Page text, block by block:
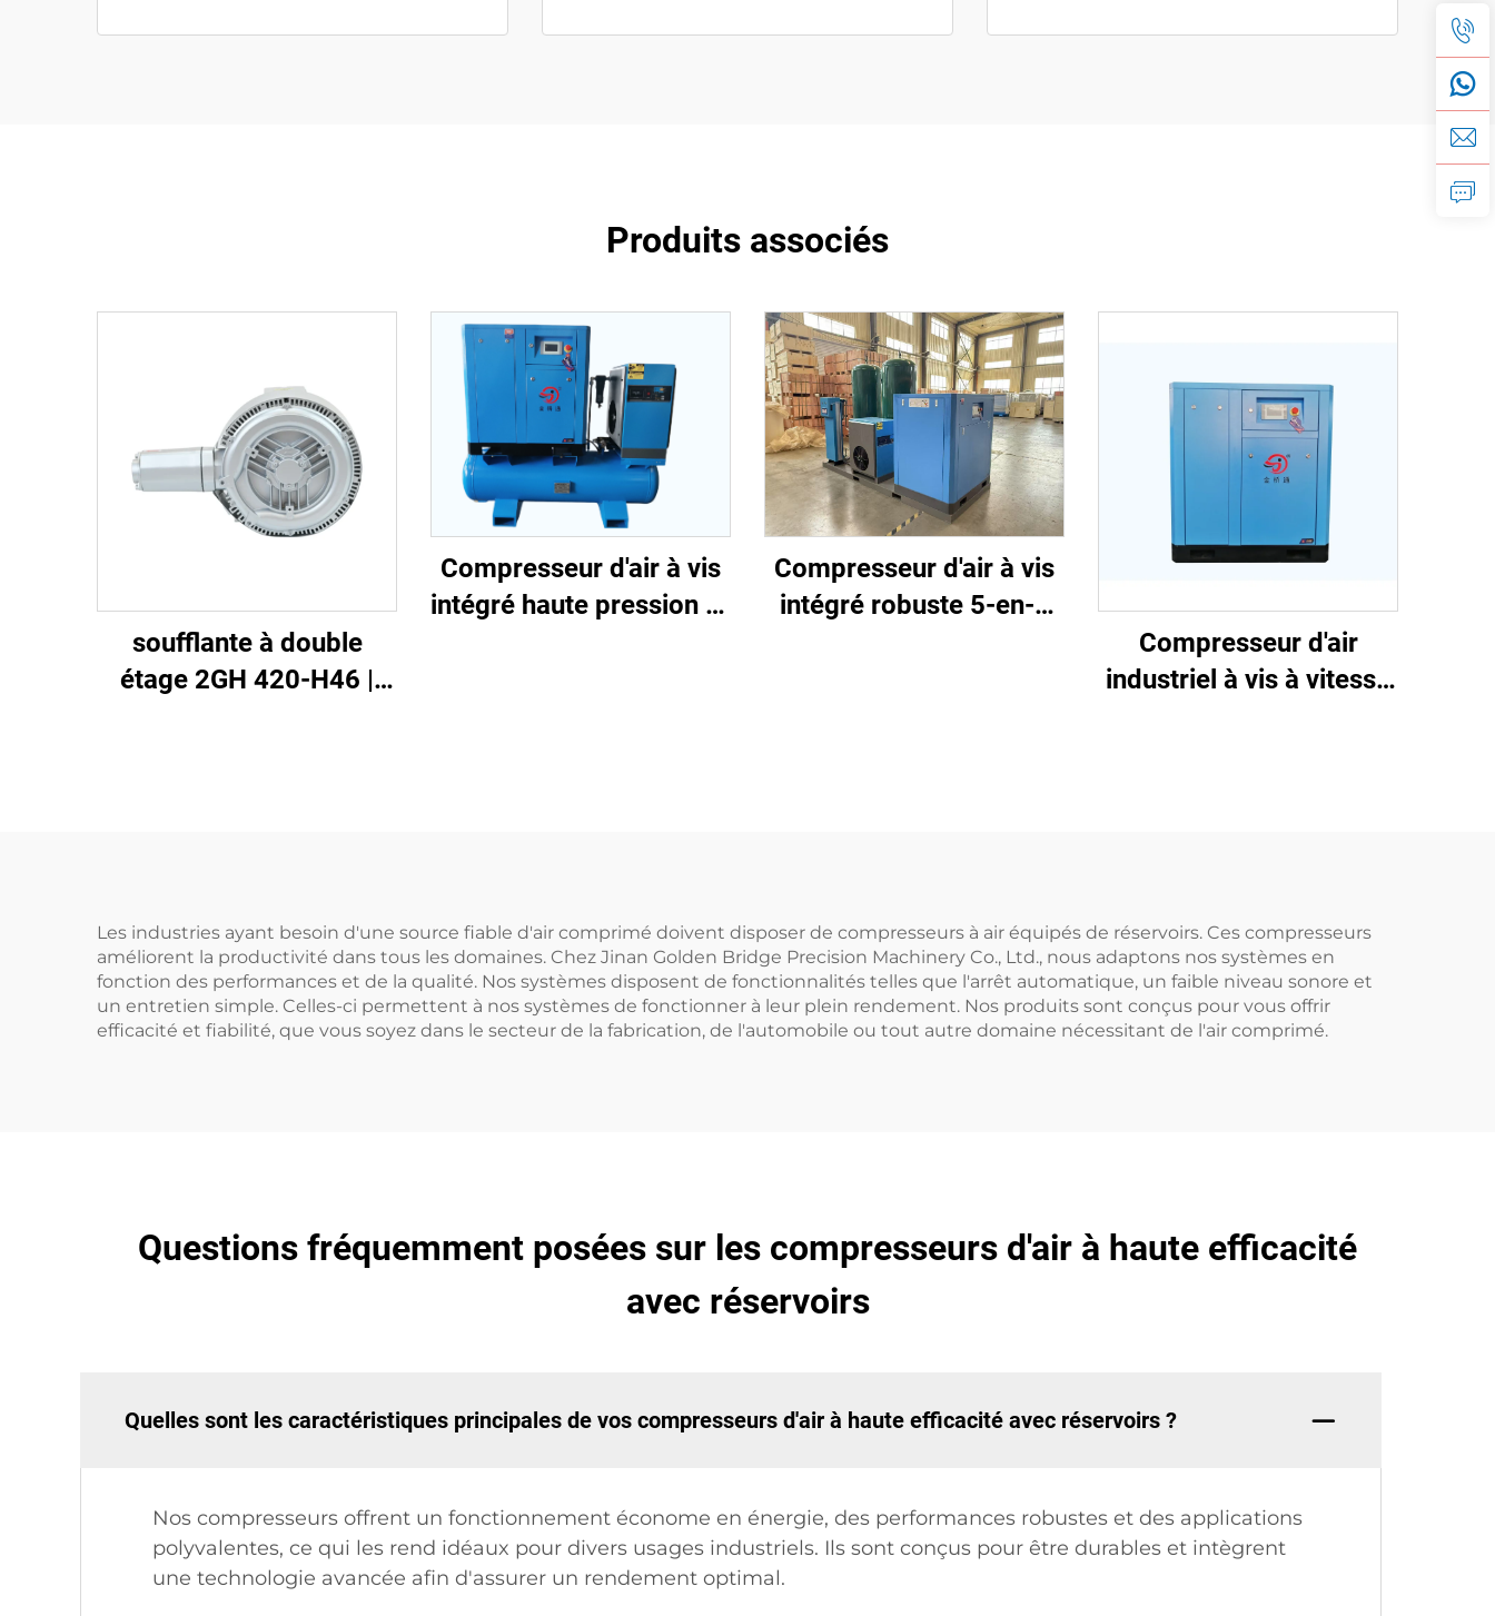
Produits associés
soufflante à double
étage 2GH 420-H46 |
Compresseur d'air à vis
intégré haute pression 4-
Compresseur d'air à vis
intégré robuste 5-en-1
Compresseur d'air
industriel à vis à vitesse
Les industries ayant besoin d'une source fiable d'air comprimé doivent disposer de compresseurs à air équipés de réservoirs. Ces compresseurs
améliorent la productivité dans tous les domaines. Chez Jinan Golden Bridge Precision Machinery Co., Ltd., nous adaptons nos systèmes en
fonction des performances et de la qualité. Nos systèmes disposent de fonctionnalités telles que l'arrêt automatique, un faible niveau sonore et
un entretien simple. Celles-ci permettent à nos systèmes de fonctionner à leur plein rendement. Nos produits sont conçus pour vous offrir
efficacité et fiabilité, que vous soyez dans le secteur de la fabrication, de l'automobile ou tout autre domaine nécessitant de l'air comprimé.
Questions fréquemment posées sur les compresseurs d'air à haute efficacité
avec réservoirs
Quelles sont les caractéristiques principales de vos compresseurs d'air à haute efficacité avec réservoirs ?
Nos compresseurs offrent un fonctionnement économe en énergie, des performances robustes et des applications
polyvalentes, ce qui les rend idéaux pour divers usages industriels. Ils sont conçus pour être durables et intègrent
une technologie avancée afin d'assurer un rendement optimal.